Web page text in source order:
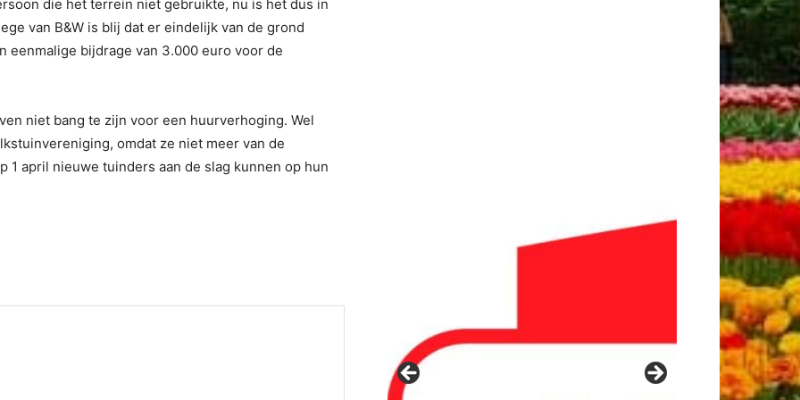
die het terrein niet gebruikte, nu is het dus in
van B&W is blij dat er eindelijk van de grond
eenmalige bijdrage van 3.000 euro voor de
niet bang te zijn voor een huurverhoging. Wel
omdat ze niet meer van de
april nieuwe tuinders aan de slag kunnen op hun